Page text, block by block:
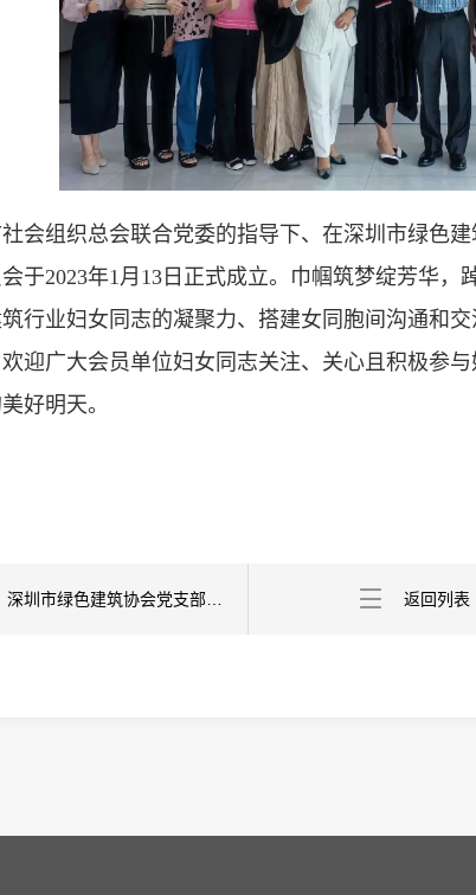
会组织总会联合党委的指导下、在深圳市绿色
于2023年1月13日正式成立。巾帼筑梦绽芳华
行业妇女同志的凝聚力、搭建女同胞间沟通和
迎广大会员单位妇女同志关注、关心且积极参
好明天。
返回列表